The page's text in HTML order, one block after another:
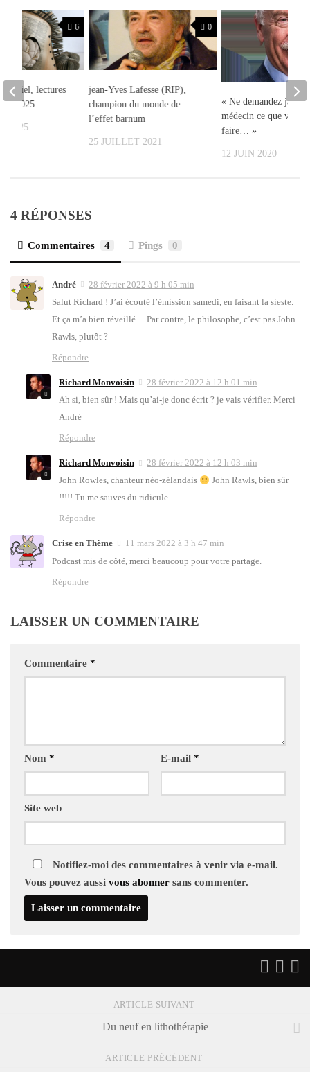
0
jean-Yves Lafesse (RIP),
champion du monde de
l’effet barnum
25 JUILLET 2021
« Ne demandez
médecin ce que vous
faire… »
12 JUIN 2020
6
lectures
2025
2025
4 RÉPONSES
Commentaires 4 Pings 0
André
28 février 2022 à 9 h 05 min
Salut Richard ! J’ai écou­té l’é­mis­sion same­di, en fai­sant la sieste.
Et ça m’a bien réveillé… Par contre, le phi­lo­sophe, c’est pas John
Rawls, plu­tôt ?
Répondre
Richard Monvoisin
28 février 2022 à 12 h 01 min
Ah si, bien sûr ! Mais qu’ai-je donc écrit ? je vais véri­fier. Mer­ci
André
Répondre
Richard Monvoisin
28 février 2022 à 12 h 03 min
John Rowles, chan­teur néo-zélan­dais
John Rawls, bien sûr
!!!!! Tu me sauves du ridi­cule
Répondre
Crise en Thème
11 mars 2022 à 3 h 47 min
Pod­cast mis de côté, mer­ci beau­coup pour votre par­tage.
Répondre
LAISSER UN COMMENTAIRE
Commentaire *
Nom * E-mail *
Site web
Notifiez-moi des commentaires à venir via e-mail.
Vous pouvez aussi vous abonner sans commenter.
ARTICLE SUIVANT
Du neuf en lithothérapie
ARTICLE PRÉCÉDENT